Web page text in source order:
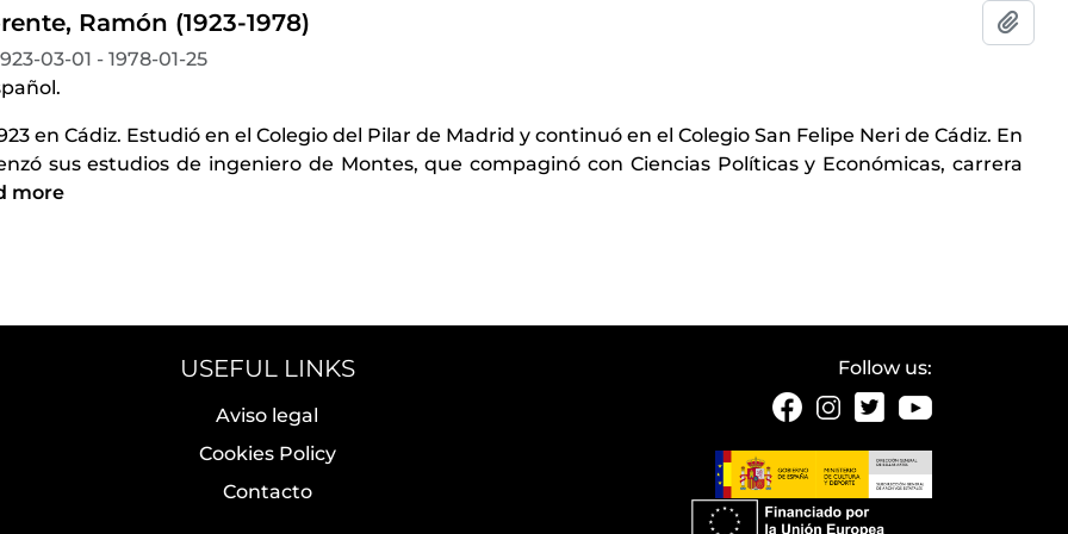
Ramón (1923-1978)
03-01 - 1978-01-25
en Cádiz. Estudió en el Colegio del Pilar de Madrid y continuó en el Colegio San Felipe Neri de Cádiz. En
sus estudios de ingeniero de Montes, que compaginó con Ciencias Políticas y Económicas, carrera
more
USEFUL LINKS
Aviso legal
Cookies Policy
Contacto
Follow us: